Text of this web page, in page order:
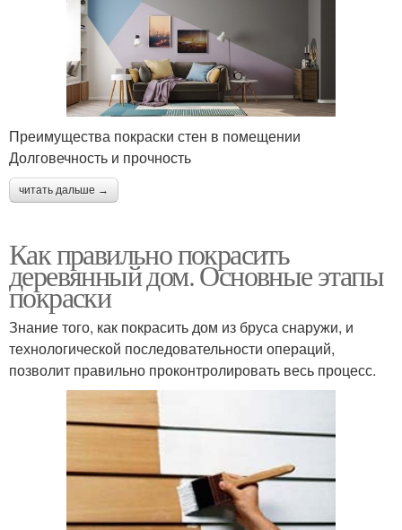
Преимущества покраски стен в помещении
Долговечность и прочность
читать дальше →
Как правильно покрасить
деревянный дом. Основные этапы
покраски
Знание того, как покрасить дом из бруса снаружи, и
технологической последовательности операций,
позволит правильно проконтролировать весь процесс.